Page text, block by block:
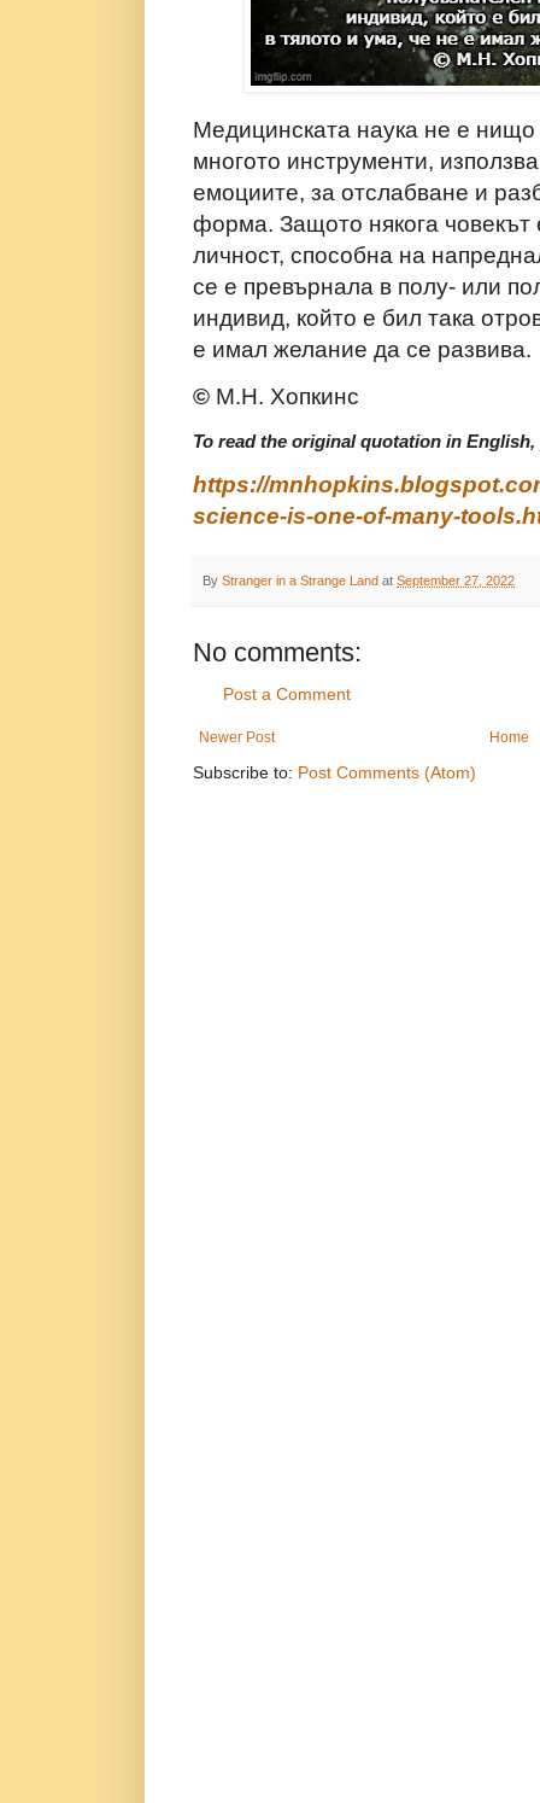
Медицинската наука не е нищо
многото инструменти,
емоциите, за отслабване и
форма. Защото някога човекът
личност, способна на
се е превърнала в полу- или
индивид, който е бил така
е имал желание да се развива.
© М.Н. Хопкинс
To read the original quotation in
https://
science-is-one-of-many-
By Stranger in a Strange Land at September 27, 2022
No comments:
Post a Comment
Newer Post Home
Subscribe to: Post Comments (Atom)